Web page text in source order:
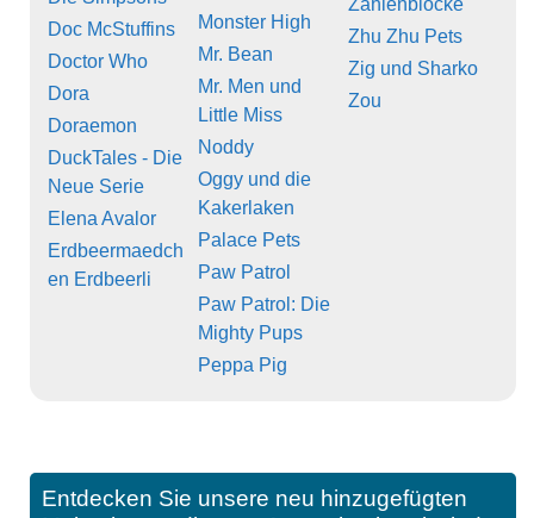
Doc McStuffins
Doctor Who
Dora
Doraemon
DuckTales - Die
Neue Serie
Elena Avalor
Erdbeermaedch
en Erdbeerli
Monster High
Mr. Bean
Mr. Men und
Little Miss
Noddy
Oggy und die
Kakerlaken
Palace Pets
Paw Patrol
Paw Patrol: Die
Mighty Pups
Peppa Pig
Zahlenblöcke
Zhu Zhu Pets
Zig und Sharko
Zou
Entdecken Sie unsere neu hinzugefügten